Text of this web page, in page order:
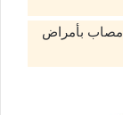
مصاب بأمراض